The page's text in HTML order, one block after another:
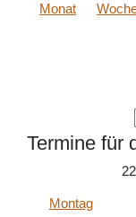
Termine für
Montag